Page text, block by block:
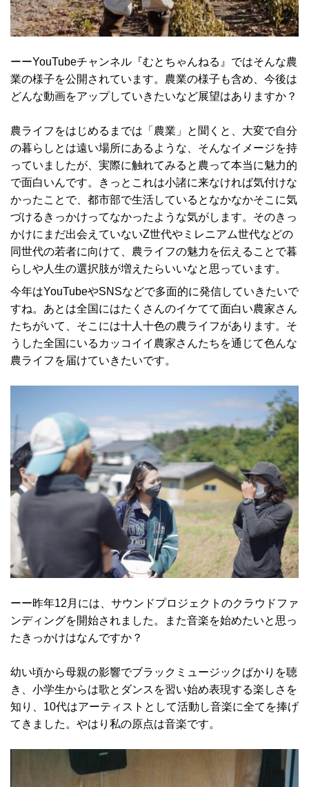
ーーYouTubeチャンネル『むとちゃんねる』ではそんな農
業の様子を公開されています。農業の様子も含め、今後は
どんな動画をアップしていきたいなど展望はありますか？
農ライフをはじめるまでは「農業」と聞くと、大変で自分
の暮らしとは遠い場所にあるような、そんなイメージを持
っていましたが、実際に触れてみると農って本当に魅力的
で面白いんです。きっとこれは小諸に来なければ気付けな
かったことで、都市部で生活しているとなかなかそこに気
づけるきっかけってなかったような気がします。そのきっ
かけにまだ出会えていないZ世代やミレニアム世代などの
同世代の若者に向けて、農ライフの魅力を伝えることで暮
らしや人生の選択肢が増えたらいいなと思っています。
今年はYouTubeやSNSなどで多面的に発信していきたいで
すね。あとは全国にはたくさんのイケてて面白い農家さん
たちがいて、そこには十人十色の農ライフがあります。そ
うした全国にいるカッコイイ農家さんたちを通じて色んな
農ライフを届けていきたいです。
ーー昨年12月には、サウンドプロジェクトのクラウドファ
ンディングを開始されました。また音楽を始めたいと思っ
たきっかけはなんですか？
幼い頃から母親の影響でブラックミュージックばかりを聴
き、小学生からは歌とダンスを習い始め表現する楽しさを
知り、10代はアーティストとして活動し音楽に全てを捧げ
てきました。やはり私の原点は音楽です。